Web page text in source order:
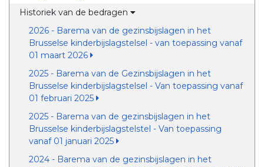
Historiek van de bedragen
2026 - Barema van de gezinsbijslagen in het
Brusselse kinderbijslagstelsel - van toepassing vanaf
01 maart 2026
2025 - Barema van de Gezinsbijslagen in het
Brusselse kinderbijslagstelsel - Van toepassing vanaf
01 februari 2025
2025 - Barema van de gezinsbijslagen in het
Brusselse kinderbijslagstelstel - Van toepassing
vanaf 01 januari 2025
2024 - Barema van de gezinsbijslagen in het